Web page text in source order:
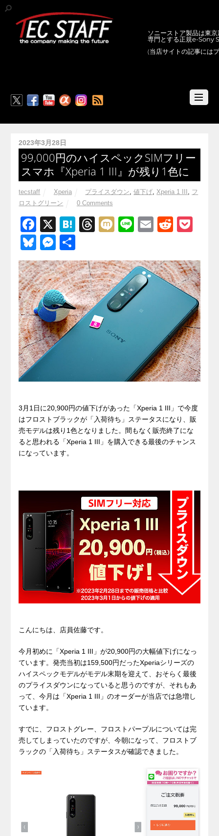
ソニーストア製品は東
専門とする正規e-Sony
(当店サイトの記事には
2023年3月28日
99,000円のハイスペックSIMフリー
スマホ『Xperia 1 III』が残り1色に
tecstaff Xperia プライスダウン,値下げ,Xperia 1 III , フ
ロストグリーン
0 Comments
F
a
c
e
b
o
o
k
X
H
e
n
a
T
e
a
d
s
M
Li
e
E
ail
R
d
di
t
ck
et
Bl
u
e
sk
y
M
e
ss
e
n
g
er
有
3月1日に20,900円の値下げがあった「Xperia 1 III」で今度
はフロストブラックが「入荷待ち」ステータスになり、販
売モデルは残り1色となりました。間もなく販売終了にな
ると思われる「Xperia 1 III」を購入できる最後のチャンス
になっています。
こんにちは、店員佐藤です。
今月初めに「Xperia 1 III」が20,900円の大幅値下げになっ
ています。発売当初は159,500円だったXperiaシリーズの
ハイスペックモデルがモデル末期を迎えて、おそらく最後
のプライスダウンになっていると思うのですが、それもあ
って、今月は「Xperia 1 III」のオーダーが当店では急増し
ています。
すでに、フロストグレー、フロストパープルについては完
売してしまっていたのですが、今朝になって、フロストブ
ラックの「入荷待ち」ステータスが確認できました。